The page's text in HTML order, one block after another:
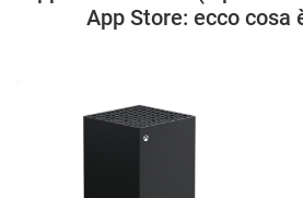
App Store: ecco cosa